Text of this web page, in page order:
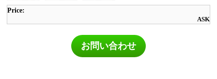
Price:
ASK
お問い合わせ